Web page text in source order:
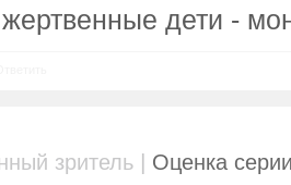
дети -
зритель | Оценка